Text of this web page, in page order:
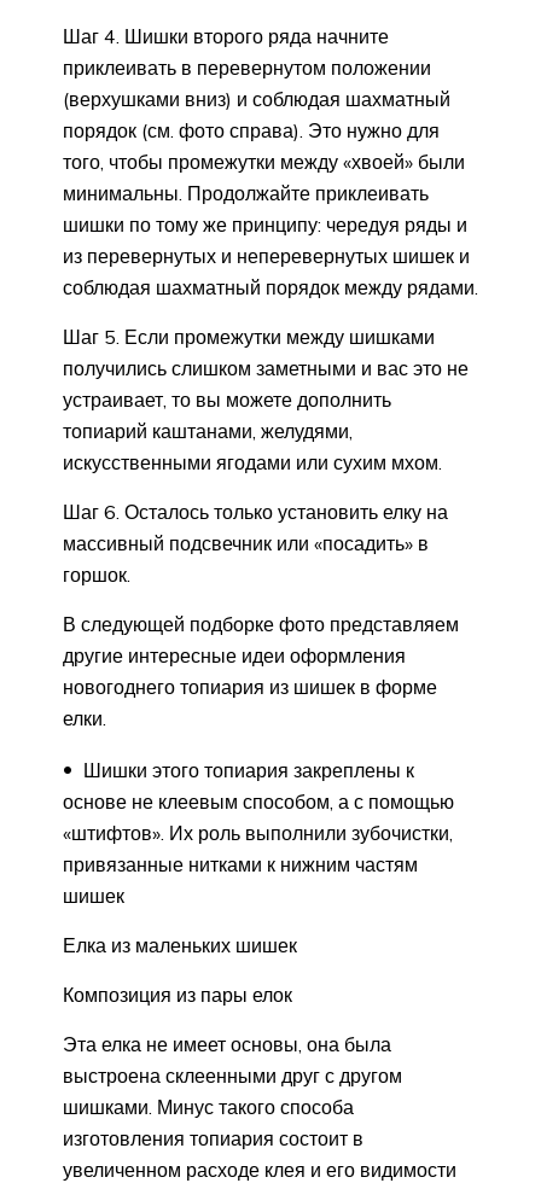
Шаг 4. Шишки второго ряда начните
приклеивать в перевернутом положении
(верхушками вниз) и соблюдая шахматный
порядок (см. фото справа). Это нужно для
того, чтобы промежутки между «хвоей» были
минимальны. Продолжайте приклеивать
шишки по тому же принципу: чередуя ряды и
из перевернутых и неперевернутых шишек и
соблюдая шахматный порядок между рядами.
Шаг 5. Если промежутки между шишками
получились слишком заметными и вас это не
устраивает, то вы можете дополнить
топиарий каштанами, желудями,
искусственными ягодами или сухим мхом.
Шаг 6. Осталось только установить елку на
массивный подсвечник или «посадить» в
горшок.
В следующей подборке фото представляем
другие интересные идеи оформления
новогоднего топиария из шишек в форме
елки.
Шишки этого топиария закреплены к
основе не клеевым способом, а с помощью
«штифтов». Их роль выполнили зубочистки,
привязанные нитками к нижним частям
шишек
Елка из маленьких шишек
Композиция из пары елок
Эта елка не имеет основы, она была
выстроена склеенными друг с другом
шишками. Минус такого способа
изготовления топиария состоит в
увеличенном расходе клея и его видимости